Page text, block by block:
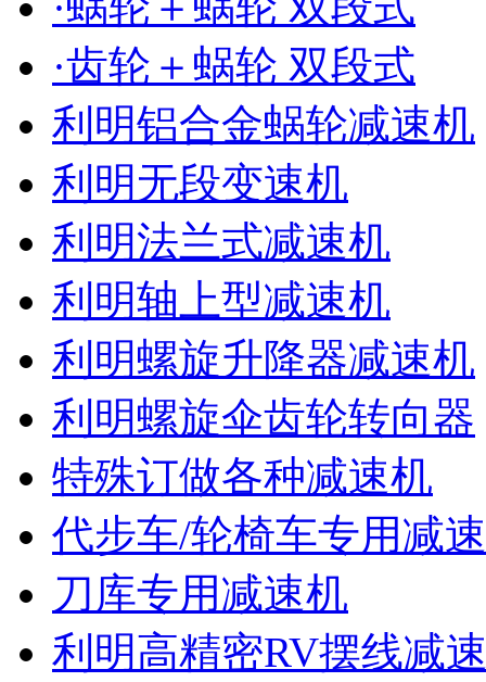
·齿轮＋蜗轮 双段式
利明铝合金蜗轮减速机
利明无段变速机
利明法兰式减速机
利明轴上型减速机
利明螺旋升降器减速机
利明螺旋伞齿轮转向器
特殊订做各种减速机
代步车/轮椅车专用减
刀库专用减速机
利明高精密RV摆线减